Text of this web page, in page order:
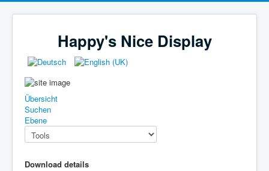
Happy's Nice Display
Übersicht
Suchen
Ebene
Download details